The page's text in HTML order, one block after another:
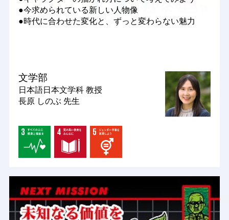
●今求められている新しい人物像
●時代に合わせた変化と、ずっと変わらない魅力
文学部
日本語日本文学科 教授
長原 しのぶ 先生